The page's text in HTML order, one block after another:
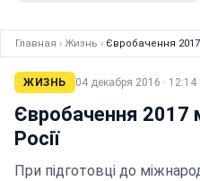
Главная › Жизнь › Євробачення
ЖИЗНЬ 04 декабря 2016 · 12:14
Євробачення 2017
Росії
При підготовці до